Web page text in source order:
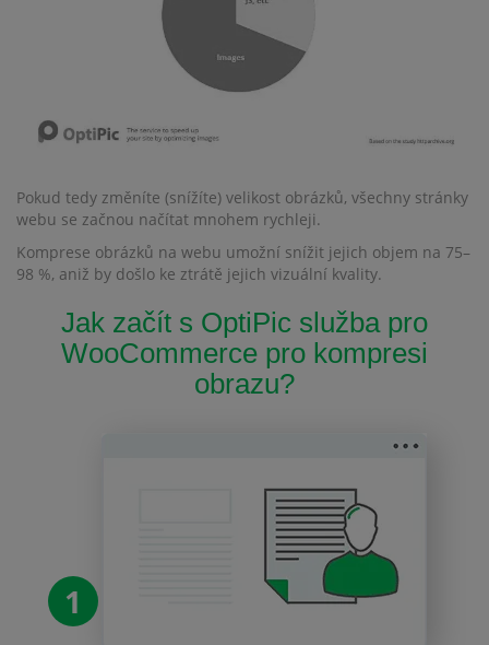
Pokud tedy změníte (snížíte) velikost obrázků, všechny stránky
webu se začnou načítat mnohem rychleji.
Komprese obrázků na webu umožní snížit jejich objem na 75–
98 %, aniž by došlo ke ztrátě jejich vizuální kvality.
Jak začít s OptiPic služba pro
WooCommerce pro kompresi
obrazu?
1